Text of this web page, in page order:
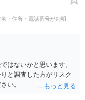
雰囲気の写真を交換して
われたので教えたりと
りは、青少年条例違反
と知らなくても処罰可
名・住所・電話番号が判明
はないかと思います。
と調査した方がリスク
い。